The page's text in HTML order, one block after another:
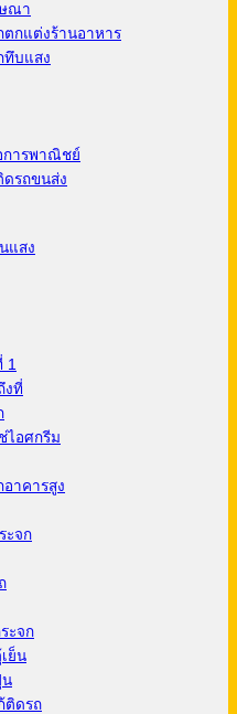
ณา
ตกแต่งร้านอาหาร
ทึบแสง
การพาณิชย์
รถขนส่ง
แสง
1
งที่
ไอศกรีม
อาคารสูง
ะจก
ะจก
ย็น
น
ติดรถ